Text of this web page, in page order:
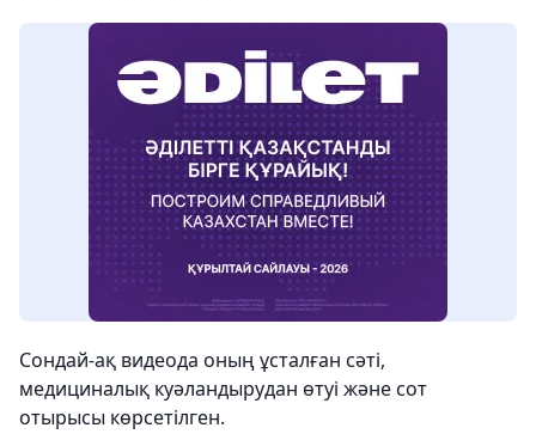
Сондай-ақ видеода оның ұсталған сәті,
медициналық куәландырудан өтуі және сот
отырысы көрсетілген.